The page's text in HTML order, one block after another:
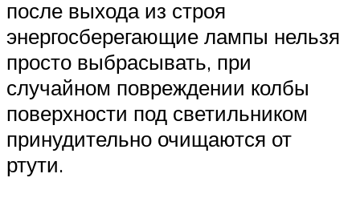
после выхода из строя
энергосберегающие лампы нельзя
просто выбрасывать, при
случайном повреждении колбы
поверхности под светильником
принудительно очищаются от
ртути.